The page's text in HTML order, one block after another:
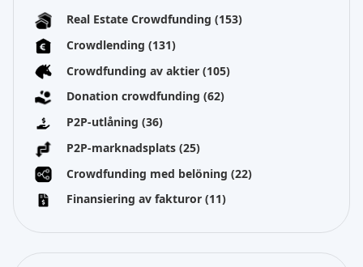
Real Estate Crowdfunding (153)
Crowdlending (131)
Crowdfunding av aktier (105)
Donation crowdfunding (62)
P2P-utlåning (36)
P2P-marknadsplats (25)
Crowdfunding med belöning (22)
Finansiering av fakturor (11)